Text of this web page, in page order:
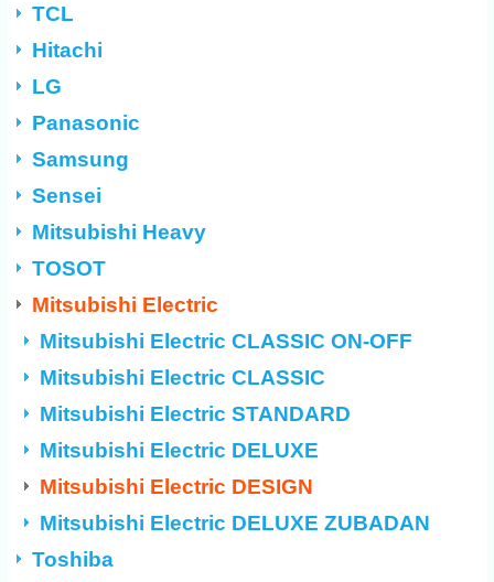
TCL
Hitachi
LG
Panasonic
Samsung
Sensei
Mitsubishi Heavy
TOSOT
Mitsubishi Electric
Mitsubishi Electric CLASSIC ON-OFF
Mitsubishi Electric CLASSIC
Mitsubishi Electric STANDARD
Mitsubishi Electric DELUXE
Mitsubishi Electric DESIGN
Mitsubishi Electric DELUXE ZUBADAN
Toshiba